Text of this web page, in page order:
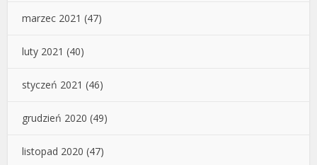
marzec 2021 (47)
luty 2021 (40)
styczeń 2021 (46)
grudzień 2020 (49)
listopad 2020 (47)